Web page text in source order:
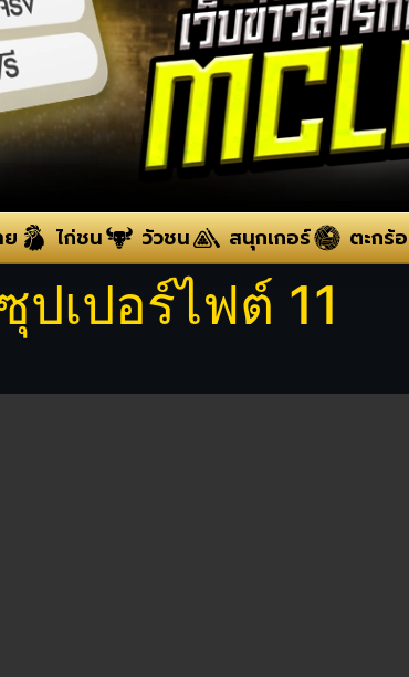
ไก่ชน วัวชน สนุกเกอร์ ตะกร้อ
เปอร์ไฟต์ 11